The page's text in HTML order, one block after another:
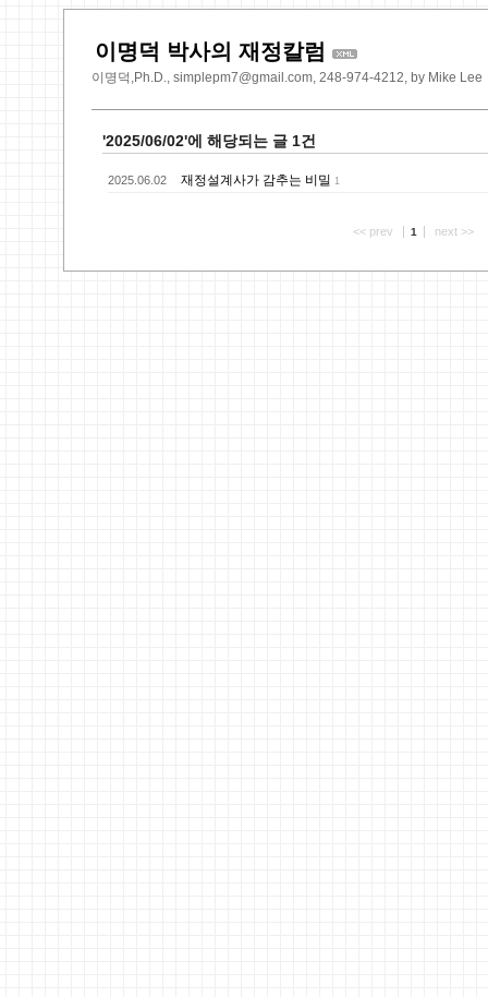
이명덕 박사의 재정칼럼
이명덕,Ph.D., simplepm7@gmail.com, 248-974-4212, by Mike Lee
'2025/06/02'에 해당되는 글 1건
2025.06.02 재정설계사가 감추는 비밀 1
<< prev 1 next >>